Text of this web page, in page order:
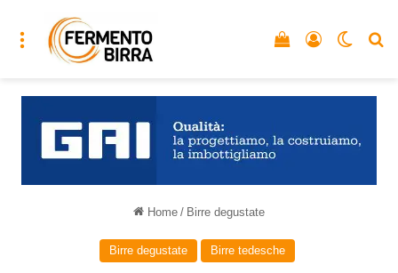
Menu Accedi
Vedi il carrello
Home / Birre degustate
Birre degustate Birre tedesche